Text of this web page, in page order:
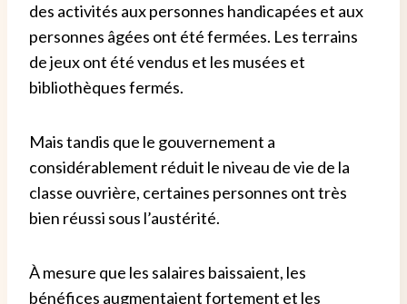
des activités aux personnes handicapées et aux
personnes âgées ont été fermées. Les terrains
de jeux ont été vendus et les musées et
bibliothèques fermés.
Mais tandis que le gouvernement a
considérablement réduit le niveau de vie de la
classe ouvrière, certaines personnes ont très
bien réussi sous l’austérité.
À mesure que les salaires baissaient, les
bénéfices augmentaient fortement et les